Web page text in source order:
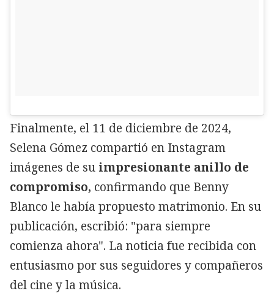
Finalmente, el 11 de diciembre de 2024,
Selena Gómez compartió en Instagram
imágenes de su impresionante anillo de
compromiso, confirmando que Benny
Blanco le había propuesto matrimonio. En su
publicación, escribió: "para siempre
comienza ahora". La noticia fue recibida con
entusiasmo por sus seguidores y compañeros
del cine y la música.